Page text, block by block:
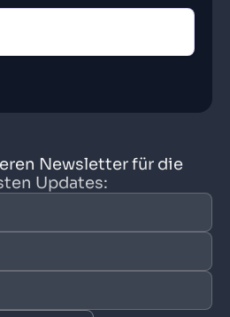
Newsletter für die
Updates: